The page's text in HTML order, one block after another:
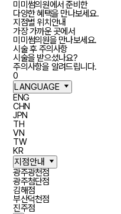
미미썸의원에서 준비한
다양한 혜택을 만나보세요.
지점별 위치안내
가장 가까운 곳에서
미미썸의원을 만나보세요.
시술 후 주의사항
시술을 받으셨나요?
주의사항을 알려드립니다.
장바구니
0
LANGUAGE
ENG
CHN
JPN
TH
VN
TW
KR
지점안내
광주광천점
광주첨단점
김해점
부산덕천점
진주점